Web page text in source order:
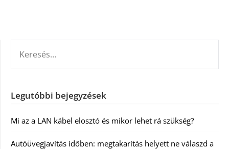
Legutóbbi bejegyzések
Mi az a LAN kábel elosztó és mikor lehet rá szükség?
Autóüvegjavítás időben: megtakarítás helyett ne válaszd a